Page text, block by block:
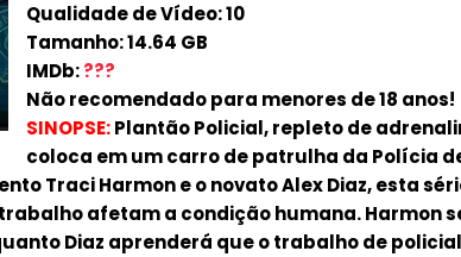
Qualidade de Vídeo: 10
Tamanho: 14.64 GB
IMDb:???
Não recomendado para menores de 18 anos!
SINOPSE:Plantão Policial, repleto de
coloca em um carro de patrulha da Polícia
Traci Harmon e o novato Alex Diaz, esta
afetam a condição humana. Harmon
Diaz aprenderá que o trabalho de